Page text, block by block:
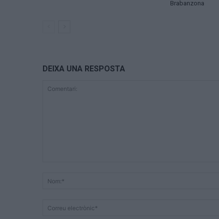
Brabanzona
DEIXA UNA RESPOSTA